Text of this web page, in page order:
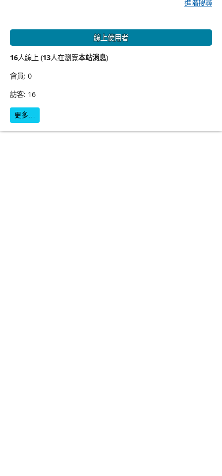
進階搜尋
線上使用者
16人線上 (13人在瀏覽本站消息)
會員: 0
訪客: 16
更多…